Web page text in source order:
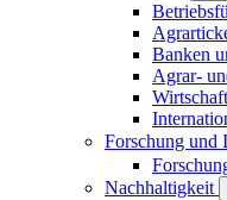
Banken
Agrar-
Forschung und
Nachhaltigkeit